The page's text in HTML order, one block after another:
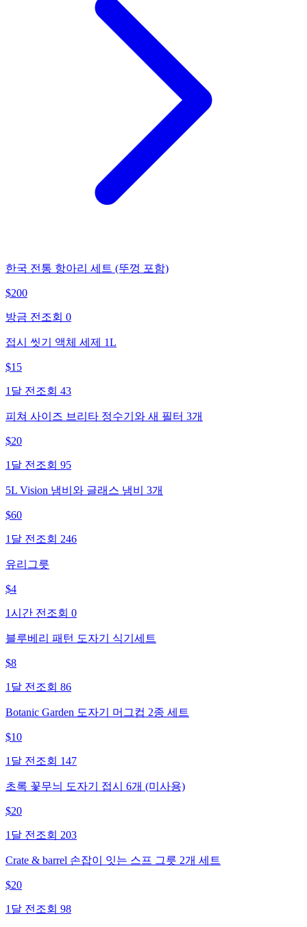
한국 전통 항아리 세트 (뚜껑 포함)
$200
방금 전 조회 0
접시 씻기 액체 세제 1L
$15
1달 전 조회 43
피쳐 사이즈 브리타 정수기와 새 필터 3개
$20
1달 전 조회 95
5L Vision 냄비와 글래스 냄비 3개
$60
1달 전 조회 246
유리그릇
$4
1시간 전 조회 0
블루베리 패턴 도자기 식기세트
$8
1달 전 조회 86
Botanic Garden 도자기 머그컵 2종 세트
$10
1달 전 조회 147
초록 꽃무늬 도자기 접시 6개 (미사용)
$20
1달 전 조회 203
Crate & barrel 손잡이 잇는 스프 그릇 2개 세트
$20
1달 전 조회 98